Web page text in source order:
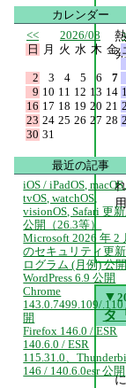
▼
タ
カレンダー
<<
2026/08
日
月 火 水 木 金
2
3 4 5 6 7
9 10 11 12 13 14
16 17 18 19 20 21
23 24 25 26 27 28
30 31
最近の記事
iOS / iPadOS, macOS,
tvOS, watchOS,
visionOS, Safari 更
公開（26.3等）
Microsoft 2026 年 2
のセキュリティ更
ログラム (月例) 公
WordPress 6.9 公開
Chrome
143.0.7499.109/.110
開
Firefox 146.0 / ESR
140.6.0 / ESR
115.31.0、
146 / 140.6.0esr 公開